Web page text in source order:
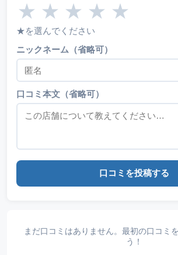
★ ★ ★ ★ ★
★を選んでください
ニックネーム（省略可）
口コミ本文（省略可）
口コミを投稿する
まだ口コミはありません。最初の口コミ
う！